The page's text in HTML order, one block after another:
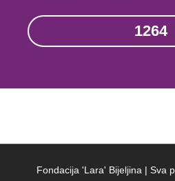
1264
Fondacija 'Lara' Bijeljina | Sva